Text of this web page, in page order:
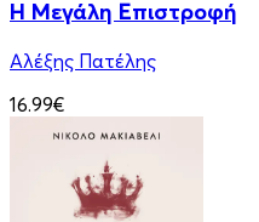
Η Μεγάλη Επιστροφή
Αλέξης Πατέλης
16.99€